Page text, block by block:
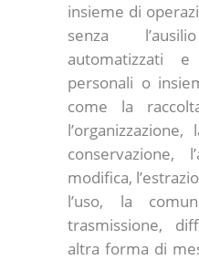
insieme di
senza
automatizzati
personali o
come la
conservazione,
modifica,
l’uso, la
trasmissione,
altra forma di